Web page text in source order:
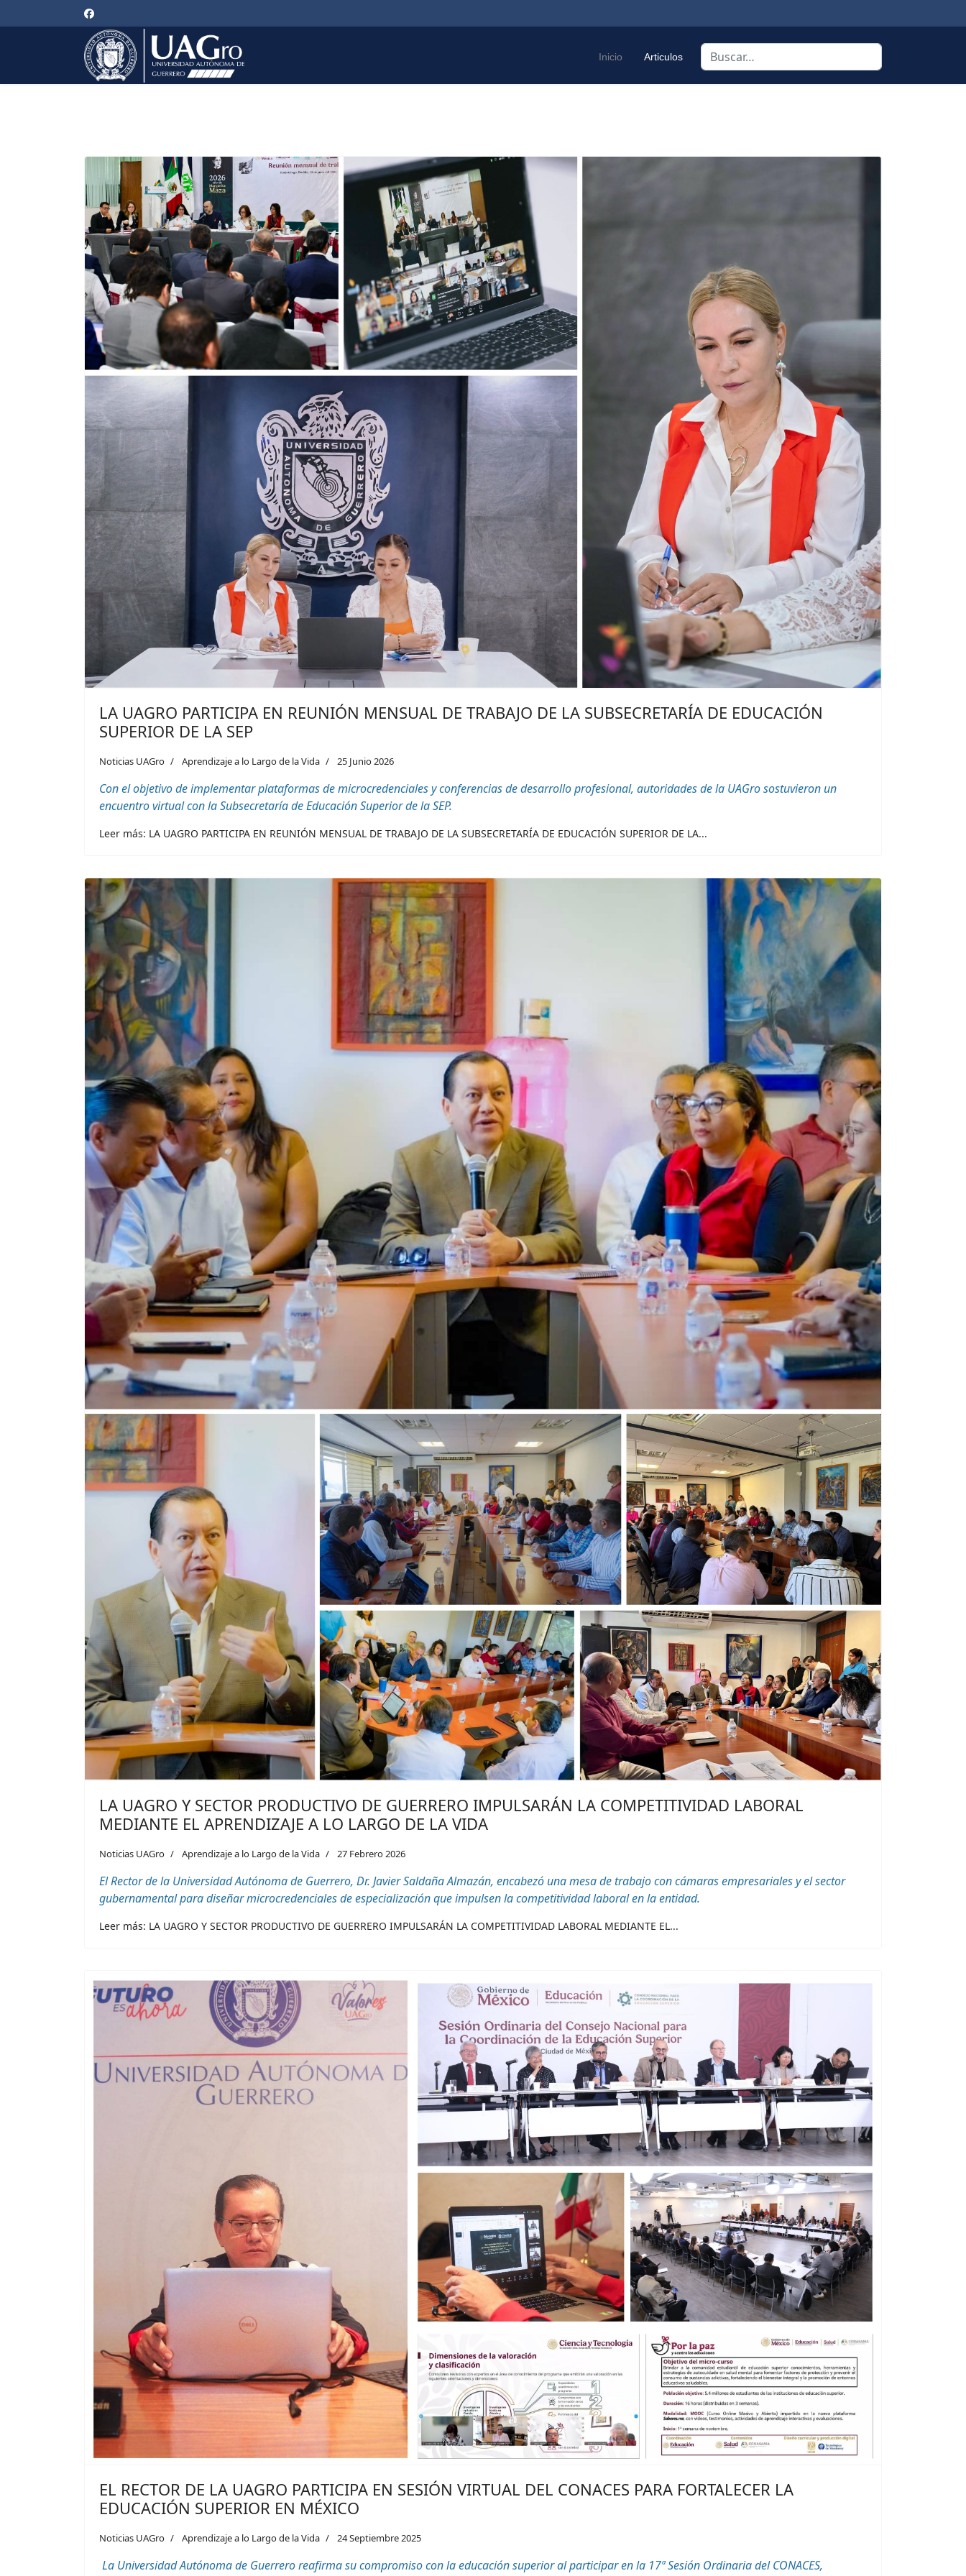
Inicio Articulos Buscar
LA UAGRO PARTICIPA EN REUNIÓN MENSUAL DE TRABAJO DE LA SUBSECRETARÍA DE EDUCACIÓN
SUPERIOR DE LA SEP
Noticias UAGro Aprendizaje a lo Largo de la Vida 25 Junio 2026
Con el objetivo de implementar plataformas demicrocredencialesy conferencias de desarrollo profesional, autoridades de la UAGro sostuvieron un
encuentro virtual con la Subsecretaría de Educación Superior de la SEP.
Leer más: LA UAGRO PARTICIPA EN REUNIÓN MENSUAL DE TRABAJO DE LA SUBSECRETARÍA DE EDUCACIÓN SUPERIOR DE LA...
LA UAGRO Y SECTOR PRODUCTIVO DE GUERRERO IMPULSARÁN LA COMPETITIVIDAD LABORAL
MEDIANTE EL APRENDIZAJE A LO LARGO DE LA VIDA
Noticias UAGro Aprendizaje a lo Largo de la Vida 27 Febrero 2026
El Rector de la Universidad Autónoma de Guerrero, Dr. Javier Saldaña Almazán, encabezó una mesa de trabajo con cámaras empresariales y el sector
gubernamental para diseñarmicrocredencialesde especialización que impulsen la competitividad laboral en la entidad.
Leer más: LA UAGRO Y SECTOR PRODUCTIVO DE GUERRERO IMPULSARÁN LA COMPETITIVIDAD LABORAL MEDIANTE EL...
EL RECTOR DE LA UAGRO PARTICIPA EN SESIÓN VIRTUAL DEL CONACES PARA FORTALECER LA
EDUCACIÓN SUPERIOR EN MÉXICO
Noticias UAGro Aprendizaje a lo Largo de la Vida 24 Septiembre 2025
La Universidad Autónoma de Guerrero reafirma su compromiso con la educación superior al participar en la 17ª Sesión Ordinaria del CONACES,